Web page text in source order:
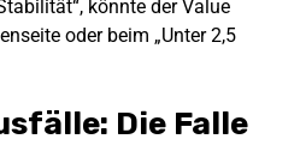
könnte der Value
oder beim „Unter 2,5
Die Falle